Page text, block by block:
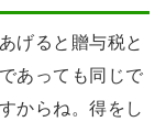
げると贈与税と
あっても同じで
からね。得をし